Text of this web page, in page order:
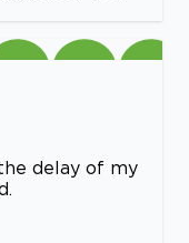
delay of my